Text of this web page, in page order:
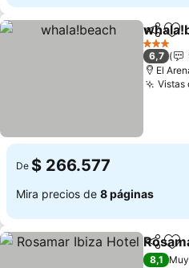
3 Estrellas
6,7
El
Vistas
De $ 266.577
Mira precios de 8 páginas
8,1